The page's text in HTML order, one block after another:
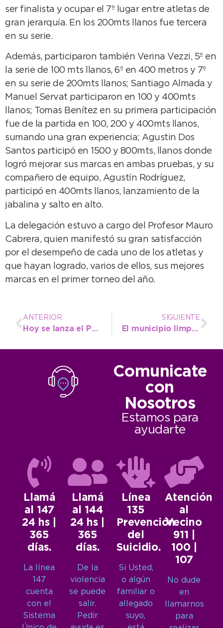
ser finalista y ocupar el 7º lugar entre atletas de
gran jerarquía. En los 200mts llanos fue tercera
en su serie.
Además, participaron también Verina Vezzi, 5º en
la serie de 100 mts llanos, 6º en 400 metros y 7º
en su serie de 200mts llanos; Santiago Almada y
Manuel Servat participaron en 100 y 400mts
llanos; Tomas Benítez en su primera participación
fue de la partida en 100, 200 y 400mts llanos,
sumando una gran experiencia; Agustin Dos
Santos participó en 1500 y 800mts, llanos donde
logró mejorar sus marcas en ambas pruebas, y su
compañero de equipo, Agustín Rodríguez,
participó en 400mts llanos, lanzamiento de la
jabalina y salto en alto.
La delegación estuvo a cargo del Profesor Mauro
Cabrera, quien manifestó su gran satisfacción
por el desempeño de cada uno de los atletas y
que hayan logrado, varios de ellos, sus mejores
marcas en el primer torneo del año.
ANTERIOR
Hoy se lanza el Programa Necochea 2030 y expone el economista Tombolini
SIGUIENTE
El municipio limpió cava abandonada en calle 43 entre 98 y 106
Comunicate
con
Nosotros
Estamos para
ayudarte
Llamá
al 147
24 hs |
365
días.
La línea
147
cuenta
con el
Sistema
Llamá
al 144
24 hs |
365
días.
De la
violencia
se puede
salir.
Pedir
Línea
135
Prevención
del
Suicidio.
Si Usted,
o algún
familiar o
allegado
suyo,
Atención
al
Vecino
911 |
100 |
107
No dude
en
llamarnos
para